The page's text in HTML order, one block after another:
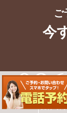
今